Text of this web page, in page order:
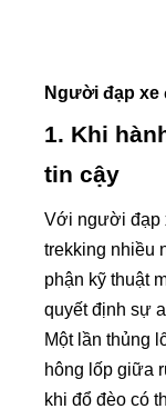
Người đạp xe
1. Khi
tin cậy
Với người đạp
trekking nhiều
phận kỹ thuật
quyết định sự
Một lần thủng
hông lốp giữa
khi đổ đèo có